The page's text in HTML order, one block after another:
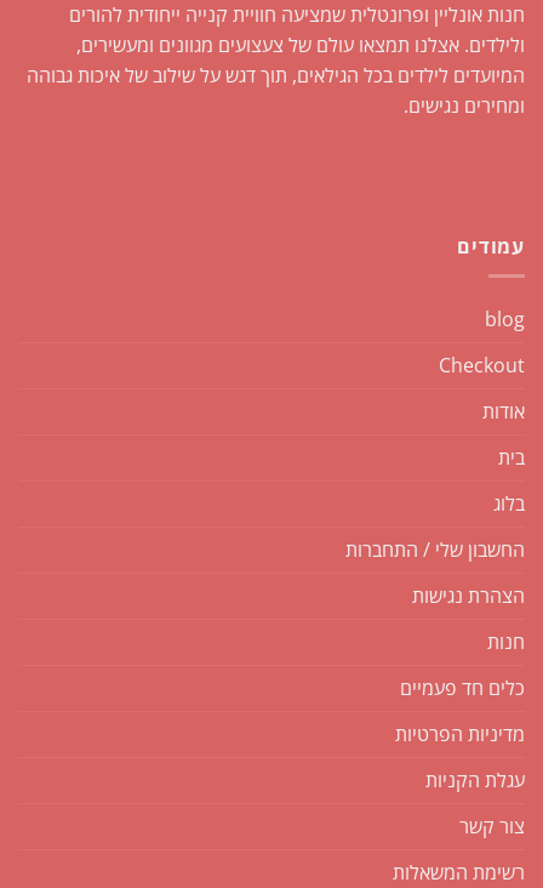
חנות אונליין ופרונטלית שמציעה חוויית קנייה ייחודית להורים
ולילדים. אצלנו תמצאו עולם של צעצועים מגוונים ומעשירים,
המיועדים לילדים בכל הגילאים, תוך דגש על שילוב של איכות גבוהה
ומחירים נגישים.
עמודים
blog
Checkout
אודות
בית
בלוג
החשבון שלי / התחברות
הצהרת נגישות
חנות
כלים חד פעמיים
מדיניות הפרטיות
עגלת הקניות
צור קשר
רשימת המשאלות